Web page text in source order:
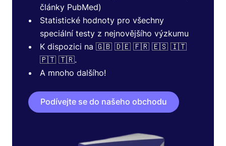
články PubMed)
Statistické hodnoty pro všechny
speciální testy z nejnovějšího výzkumu
K dispozici na 🇬🇧 🇩🇪 🇫🇷 🇪🇸 🇮🇹
🇵🇹 🇹🇷.
A mnoho dalšího!
Podívejte se do našeho obchodu